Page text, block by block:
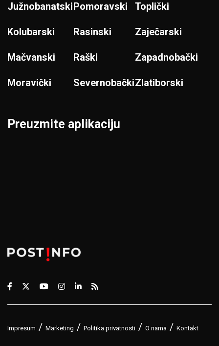
Južnobanatski
Kolubarski
Mačvanski
Moravički
Pomoravski
Rasinski
Raški
Severnobački
Toplički
Zaječarski
Zapadnobački
Zlatiborski
Preuzmite aplikaciju
Impresum Marketing Politika privatnosti O nama Kontakt